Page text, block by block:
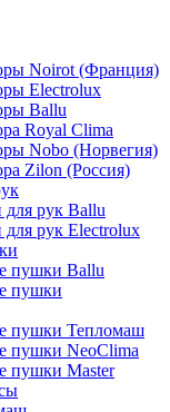
Noirot (Франция)
Electrolux
Ballu
Royal Clima
Nobo (Норвегия)
Zilon (Россия)
рук Ballu
рук Electrolux
пушки Ballu
пушки
пушки Тепломаш
пушки NeoClima
пушки Master